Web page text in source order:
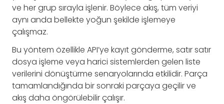
ve her grup sırayla işlenir. Böylece akış, tüm veriyi
aynı anda bellekte yoğun şekilde işlemeye
çalışmaz.
Bu yöntem özellikle API’ye kayıt gönderme, satır satır
dosya işleme veya harici sistemlerden gelen liste
verilerini dönüştürme senaryolarında etkilidir. Parça
tamamlandığında bir sonraki parçaya geçilir ve
akış daha öngörülebilir çalışır.